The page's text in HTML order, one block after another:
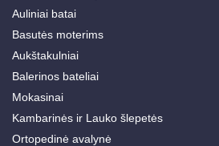
Auliniai batai
Basutės moterims
Aukštakulniai
Balerinos bateliai
Mokasinai
Kambarinės ir Lauko šlepetės
Ortopedinė avalynė